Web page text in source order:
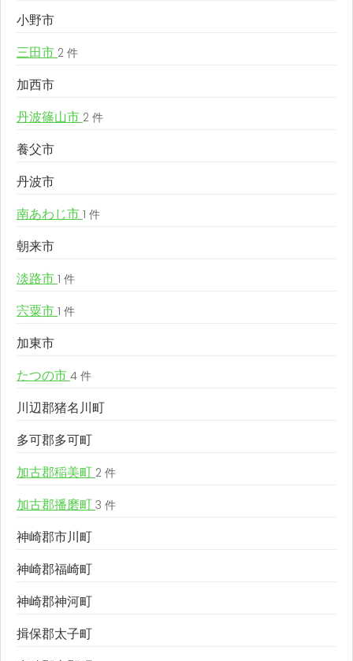
小野市
三田市 2 件
加西市
丹波篠山市 2 件
養父市
丹波市
南あわじ市 1 件
朝来市
淡路市 1 件
宍粟市 1 件
加東市
たつの市 4 件
川辺郡猪名川町
多可郡多可町
加古郡稲美町 2 件
加古郡播磨町 3 件
神崎郡市川町
神崎郡福崎町
神崎郡神河町
揖保郡太子町